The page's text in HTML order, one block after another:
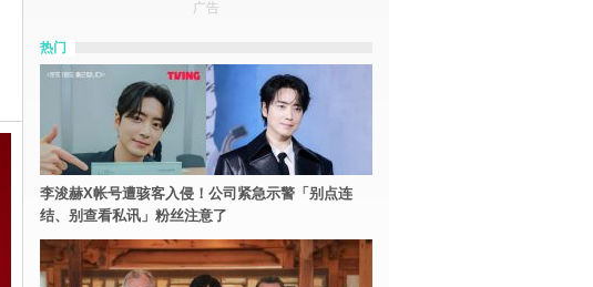
广告
热门
李浚赫X帐号遭骇客入侵！公司紧急示警「别点连
结、别查看私讯」粉丝注意了